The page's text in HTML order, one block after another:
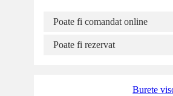
Poate fi comandat online
Poate fi rezervat
Burete